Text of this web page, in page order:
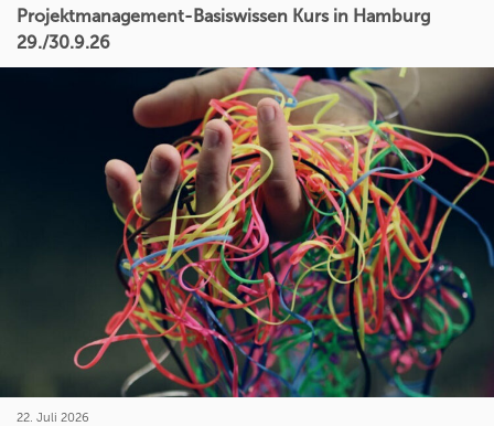
Projektmanagement-Basiswissen Kurs in Hamburg
29./30.9.26
22. Juli 2026